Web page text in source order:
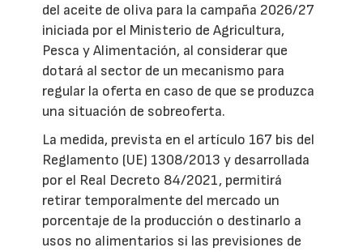
del aceite de oliva para la campaña 2026/27
iniciada por el Ministerio de Agricultura,
Pesca y Alimentación, al considerar que
dotará al sector de un mecanismo para
regular la oferta en caso de que se produzca
una situación de sobreoferta.
La medida, prevista en el artículo 167 bis del
Reglamento (UE) 1308/2013 y desarrollada
por el Real Decreto 84/2021, permitirá
retirar temporalmente del mercado un
porcentaje de la producción o destinarlo a
usos no alimentarios si las previsiones de